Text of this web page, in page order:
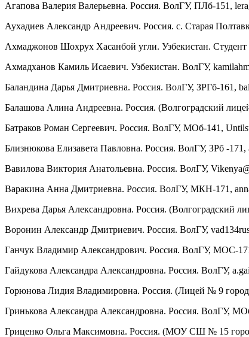
Агапова Валерия Валерьевна. Россия. ВолГУ, ПЛб-151,
Аухадиев Александр Андреевич. Россия. с. Старая
Ахмаджонов Шохрух Хасанбой угли. Узбекистан.
Ахмадханов Камиль Исаевич. Узбекистан. ВолГУ,
Баландина Дарья Дмитриевна. Россия. ВолГУ, ЗРГб-161,
Балашова Алина Андреевна. Россия. (Волгоградский
Батраков Роман Сергеевич. Россия. ВолГУ, МОб-141,
Близнюкова Елизавета Павловна. Россия. ВолГУ, ЗРб -
Вавилова Виктория Анатольевна. Россия. ВолГУ,
Варакина Анна Дмитриевна. Россия. ВолГУ, МКН-171,
Вихрева Дарья Александровна. Россия. (Волгоградский
Воронин Александр Дмитриевич. Россия. ВолГУ,
Ганчук Владимир Александрович. Россия. ВолГУ, МОС-
Гайдукова Александра Александровна. Россия. ВолГУ,
Горюнова Лидия Владимировна. Россия. (Лицей № 9
Гринькова Александра Александровна. Россия. ВолГУ,
Гриценко Ольга Максимовна. Россия. (МОУ СШ № 15